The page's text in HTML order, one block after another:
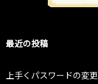
最近の投稿
上手くパスワードの変